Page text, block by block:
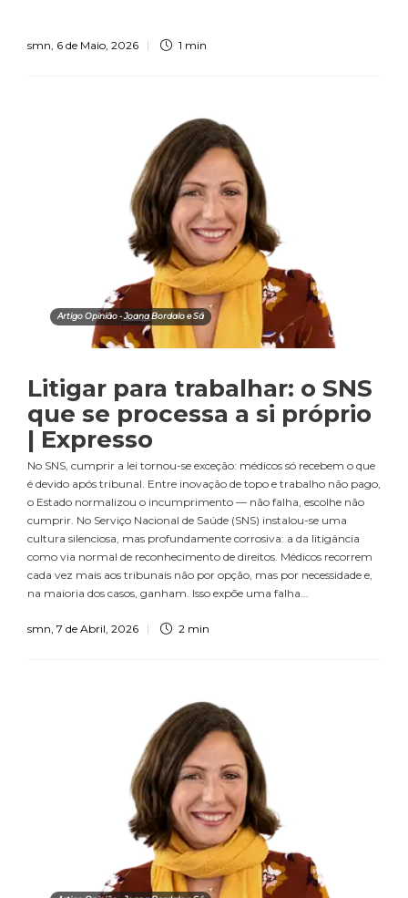
smn, 6 de Maio, 2026 1 min
Artigo Opinião - Joana Bordalo e Sá
Litigar para trabalhar: o SNS
que se processa a si próprio
| Expresso
No SNS, cumprir a lei tornou-se exceção: médicos só recebem o que
é devido após tribunal. Entre inovação de topo e trabalho não pago,
o Estado normalizou o incumprimento — não falha, escolhe não
cumprir. No Serviço Nacional de Saúde (SNS) instalou-se uma
cultura silenciosa, mas profundamente corrosiva: a da litigância
como via normal de reconhecimento de direitos. Médicos recorrem
cada vez mais aos tribunais não por opção, mas por necessidade e,
na maioria dos casos, ganham. Isso expõe uma falha...
smn, 7 de Abril, 2026 2 min